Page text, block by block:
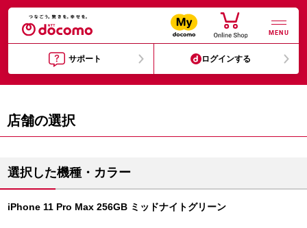
MENU
サポート ログインする
店舗の選択
選択した機種・カラー
iPhone 11 Pro Max 256GB ミッドナイトグリーン